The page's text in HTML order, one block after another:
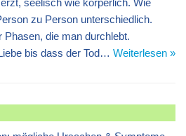
seelisch wie körperlich. Wie
zu Person unterschiedlich.
die man durchlebt.
bis dass der Tod… Weiterlesen »